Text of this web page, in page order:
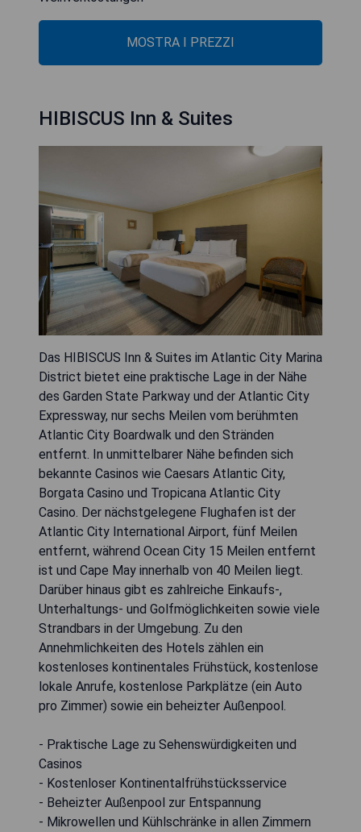
MOSTRA I PREZZI
HIBISCUS Inn & Suites
Das HIBISCUS Inn & Suites im Atlantic City Marina
District bietet eine praktische Lage in der Nähe
des Garden State Parkway und der Atlantic City
Expressway, nur sechs Meilen vom berühmten
Atlantic City Boardwalk und den Stränden
entfernt. In unmittelbarer Nähe befinden sich
bekannte Casinos wie Caesars Atlantic City,
Borgata Casino und Tropicana Atlantic City
Casino. Der nächstgelegene Flughafen ist der
Atlantic City International Airport, fünf Meilen
entfernt, während Ocean City 15 Meilen entfernt
ist und Cape May innerhalb von 40 Meilen liegt.
Darüber hinaus gibt es zahlreiche Einkaufs-,
Unterhaltungs- und Golfmöglichkeiten sowie viele
Strandbars in der Umgebung. Zu den
Annehmlichkeiten des Hotels zählen ein
kostenloses kontinentales Frühstück, kostenlose
lokale Anrufe, kostenlose Parkplätze (ein Auto
pro Zimmer) sowie ein beheizter Außenpool.
- Praktische Lage zu Sehenswürdigkeiten und
Casinos
- Kostenloser Kontinentalfrühstücksservice
- Beheizter Außenpool zur Entspannung
- Mikrowellen und Kühlschränke in allen Zimmern